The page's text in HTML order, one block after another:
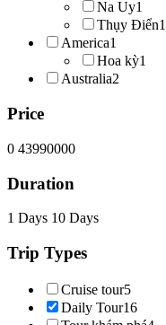
Na Uy1
Thụy Điển1
America1
Hoa kỳ1
Australia2
Price
0 43990000
Duration
1 Days 10 Days
Trip Types
Cruise tour5
Daily Tour16